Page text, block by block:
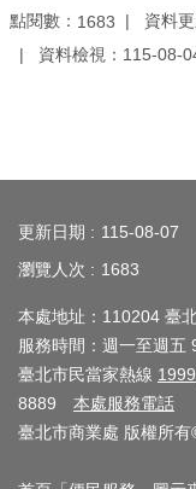
資
訊
公
司
及
商
業
登
記
點閱數： 1683
資料
資料檢視：115-08-
更新日期
115-08-07
瀏覽人次
1683
本處地址：110204 臺
服務時間：週一至週五
臺北市民當家熱線 1999
8889 本處服務電話
臺北市商業處 版權所